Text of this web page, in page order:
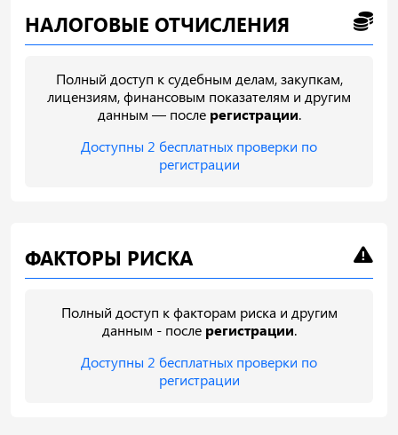
НАЛОГОВЫЕ ОТЧИСЛЕНИЯ
Полный доступ к судебным делам, закупкам,
лицензиям, финансовым показателям и другим
данным — после регистрации.
Доступны 2 бесплатных проверки по
регистрации
ФАКТОРЫ РИСКА
Полный доступ к факторам риска и другим
данным - после регистрации.
Доступны 2 бесплатных проверки по
регистрации